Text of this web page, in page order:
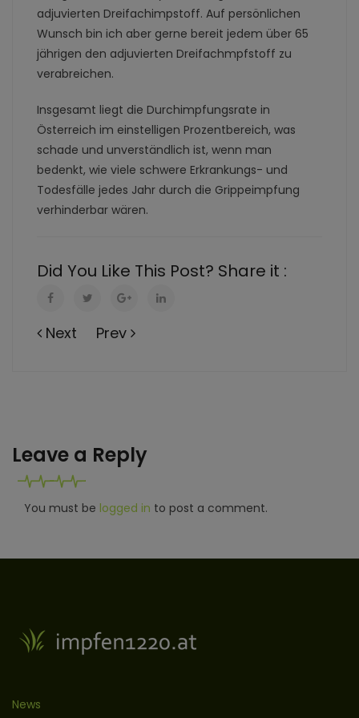
adjuvierten Dreifachimpstoff. Auf persönlichen
Wunsch bin ich aber gerne bereit jedem über 65
jährigen den adjuvierten Dreifachmpfstoff zu
verabreichen.
Insgesamt liegt die Durchimpfungsrate in
Österreich im einstelligen Prozentbereich, was
schade und unverständlich ist, wenn man
bedenkt, wie viele schwere Erkrankungs- und
Todesfälle jedes Jahr durch die Grippeimpfung
verhinderbar wären.
Did You Like This Post? Share it :
Next Prev
Leave a Reply
You must be logged in to post a comment.
News